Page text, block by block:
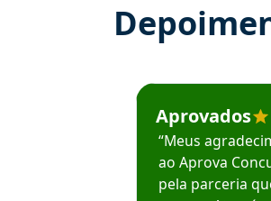
Estudante José
Aprovados
“Meus
ao Aprova
pela parceria